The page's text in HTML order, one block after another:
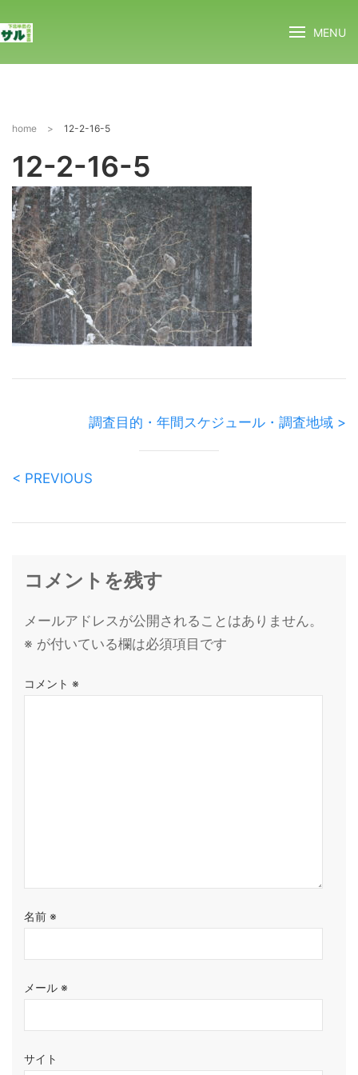
MENU
home > 12-2-16-5
12-2-16-5
調査目的・年間スケジュール・調査地域 >
< PREVIOUS
コメントを残す
メールアドレスが公開されることはありません。
※ が付いている欄は必須項目です
コメント ※
名前 ※
メール ※
サイト